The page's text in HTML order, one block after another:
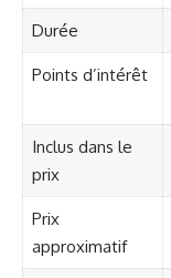
Durée
Points d’intérêt
Inclus dans le
prix
Prix
approximatif